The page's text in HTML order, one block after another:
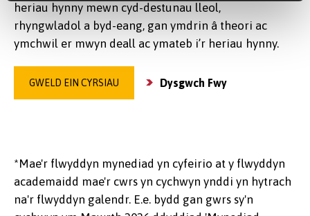
heriau hynny mewn cyd-destunau lleol,
rhyngwladol a byd-eang, gan ymdrin â theori ac
ymchwil er mwyn deall ac ymateb i’r heriau hynny.
GWELD EIN CYRSIAU Dysgwch Fwy
*Mae'r flwyddyn mynediad yn cyfeirio at y flwyddyn
academaidd mae'r cwrs yn cychwyn ynddi yn hytrach
na'r flwyddyn galendr. E.e. bydd gan gwrs sy'n